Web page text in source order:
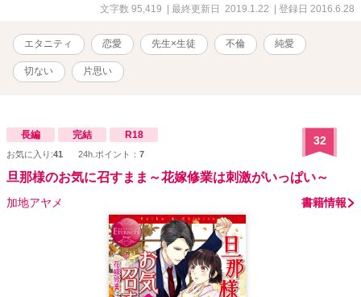
文字数 95,419 | 最終更新日 2019.1.22 | 登録日 2016.6.28
エタニティ 恋愛 先生×生徒 不倫 純愛
切ない 片思い
長編 完結 R18
お気に入り:41 24h.ポイント： 7
32
旦那様のお気に召すまま～花嫁修業は刺激がいっぱい～
加地アヤメ 書籍情報